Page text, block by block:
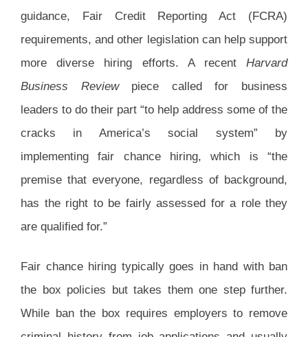
guidance, Fair Credit Reporting Act (FCRA)
requirements, and other legislation can help support
more diverse hiring efforts. A recent Harvard
Business Review piece called for business
leaders to do their part “to help address some of the
cracks in America’s social system” by
implementing fair chance hiring, which is “the
premise that everyone, regardless of background,
has the right to be fairly assessed for a role they
are qualified for.”
Fair chance hiring typically goes in hand with ban
the box policies but takes them one step further.
While ban the box requires employers to remove